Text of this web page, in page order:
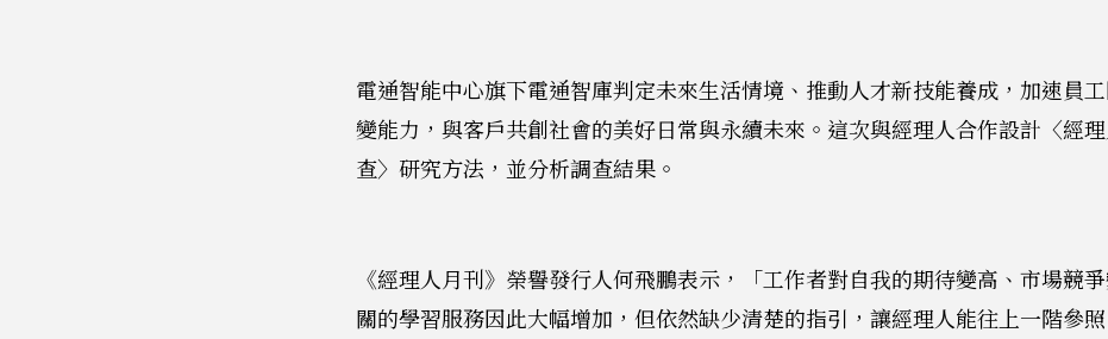
電通智能中心旗下電通智庫判定未來生活情境、推動人才新技能養成，加速員
變能力，與客戶共創社會的美好日常與永續未來。這次與經理人合作設計〈經
查〉研究方法，並分析調查結果。
《經理人月刊》榮譽發行人何飛鵬表示，「工作者對自我的期待變高、市場競
關的學習服務因此大幅增加，但依然缺少清楚的指引，讓經理人能往上一階參